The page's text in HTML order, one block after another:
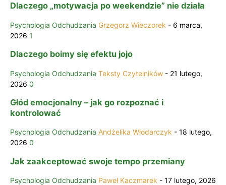
Dlaczego „motywacja po weekendzie” nie działa
Psychologia Odchudzania Grzegorz Wieczorek - 6 marca,
2026 1
Dlaczego boimy się efektu jojo
Psychologia Odchudzania Teksty Czytelników - 21 lutego,
2026 0
Głód emocjonalny – jak go rozpoznać i
kontrolować
Psychologia Odchudzania Andżelika Włodarczyk - 18 lutego,
2026 0
Jak zaakceptować swoje tempo przemiany
Psychologia Odchudzania Paweł Kaczmarek - 17 lutego, 2026